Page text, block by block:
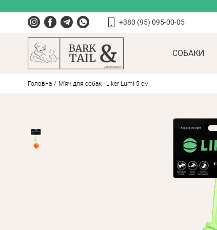
+380 (95) 095-00-05
СОБАКИ
Головна М’яч для собак - Liker Lumi 5 см